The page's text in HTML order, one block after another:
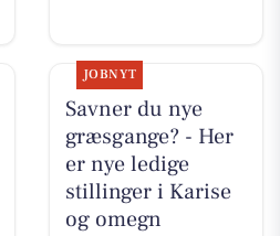
JOBNYT
Savner du nye
græsgange? - Her
er nye ledige
stillinger i Karise
og omegn